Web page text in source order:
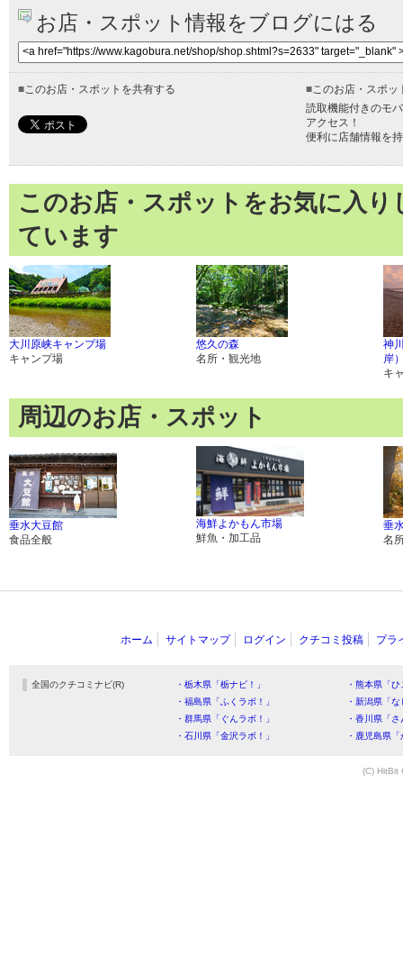
お店・スポット情報をブログにはる
■ このお店・スポットを共有する ■ このお店・スポ
読取機能付きのモ
アクセス！
便利に店舗情報を
このお店・スポットをお気に入
ています
大川原峡キャンプ場
キャンプ場
悠久の森
名所・観光地
神
岸
キ
周辺のお店・スポット
垂水大豆館
食品全般
海鮮よかもん市場
鮮魚・加工品
垂
名
ホーム サイトマップ ログイン クチコミ投稿 プラ
全国のクチコミナビ(R) ・栃木県「栃ナビ！」
・熊本県「
・福島県「ふくラボ！」
・新潟県「
・群馬県「ぐんラボ！」
・香川県「
・石川県「金沢ラボ！」
・鹿児島県
(C) HitBit